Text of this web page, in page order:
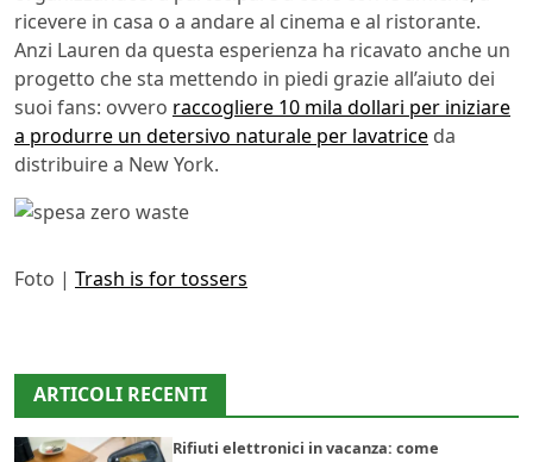
ricevere in casa o a andare al cinema e al ristorante.
Anzi Lauren da questa esperienza ha ricavato anche un
progetto che sta mettendo in piedi grazie all’aiuto dei
suoi fans: ovvero raccogliere 10 mila dollari per iniziare
a produrre un detersivo naturale per lavatrice da
distribuire a New York.
Foto | Trash is for tossers
ARTICOLI RECENTI
Rifiuti elettronici in vacanza: come